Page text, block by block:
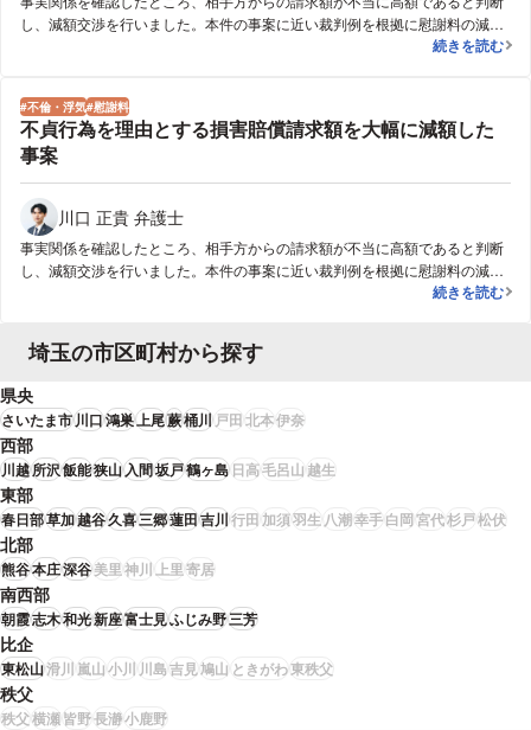
全て管理すること、妻と子どもたちの住む自宅を夫が妻に譲渡すること、妻
から夫への精算金の支払は行わないというものでした。通常の夫婦均等の財
し、減額交渉を行いました。本件の事案に近い裁判例を根拠に慰謝料の減額
不貞行為を理
続きを読む
不倫・浮気 慰謝料
不貞行為を理由とする損害賠償請求額を大幅に減額した
事案
川口 正貴 弁護士
事実関係を確認したところ、相手方からの請求額が不当に高額であると判断
し、減額交渉を行いました。本件の事案に近い裁判例を根拠に慰謝料の減額
不貞行為を理
続きを読む
埼玉の市区町村から探す
県央
さいたま市川口鴻巣上尾蕨桶川 戸田北本伊奈
西部
川越所沢飯能狭山入間坂戸鶴ヶ島 日高毛呂山 越生
東部
春日部草加越谷久喜三郷蓮田吉川行田 加須羽生八潮幸手白岡宮代杉戸松伏
北部
熊谷本庄深谷美里神川上里寄居
南西部
朝霞志木和光新座富士見ふじみ野三芳
比企
東松山滑川 嵐山小川 川島吉見鳩山 ときがわ東秩父
秩父
秩父横瀬皆野長瀞小鹿野